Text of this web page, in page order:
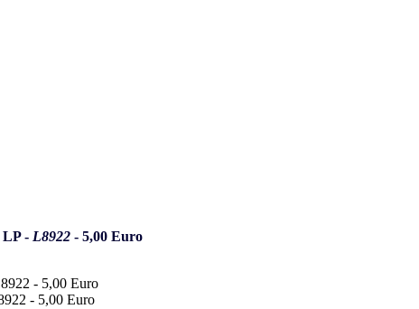
LP - L8922 - 5,00 Euro